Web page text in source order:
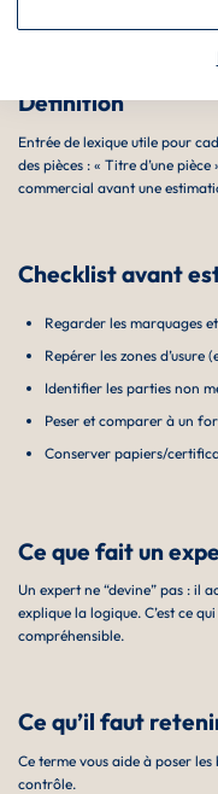
pièce » précise un
Définition
Entrée de lexique utile pour
des pièces : « Titre d’une
commercial avant une
Checklist avant
Regarder les marquages
Repérer les zones d’usure
Identifier les parties non
Peser et comparer à un
Conserver papiers/
Ce que fait un
Un expert ne “devine” pas : il
explique la logique. C’est ce
compréhensible.
Ce qu’il faut
Ce terme vous aide à poser
contrôle.